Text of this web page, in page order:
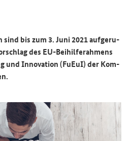
bis zum 3. Juni 2021 auf­ge­ru­
des EU-​Beihilferahmens
und In­no­va­ti­on (FuEuI) der Kom­